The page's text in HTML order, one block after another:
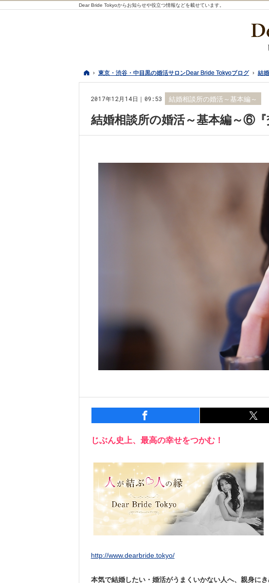
ホーム
東京・渋谷・中目黒の婚活サロンDear Bride Tokyoブログ 結
2017年12月14日｜09:53 結婚相談所の婚活～基本編～
結婚相談所の婚活～基本編～⑥『
Dear Bride Tokyoからお知らせや役立つ情報などを載せています。
じぶん史上、最高の幸せをつかむ！
http://www.dearbride.tokyo/
本気で結婚したい・婚活がうまくいかない人へ、親身に
ホーム
東京・渋谷・中目黒の婚活サロンDear Bride Tokyoブログ 結